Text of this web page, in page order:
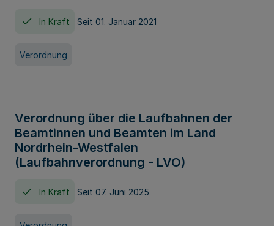
In Kraft Seit 01. Januar 2021
Verordnung
Verordnung über die Laufbahnen der
Beamtinnen und Beamten im Land
Nordrhein-Westfalen
(Laufbahnverordnung - LVO)
In Kraft Seit 07. Juni 2025